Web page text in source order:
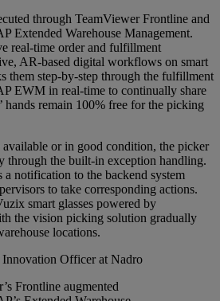
through TeamViewer Frontline and
Extended Warehouse Management.
real-time order and fulfillment
AR-based digital workflows on smart
them step-by-step through the fulfillment
EWM in real-time to continually share
hands remain 100% free for the picking
or in good condition, the picker
through the built-in exception handling.
notification to the backend system
to take corresponding actions.
smart glasses powered by
the vision picking solution gradually
locations.
Officer at Nadro
Frontline augmented